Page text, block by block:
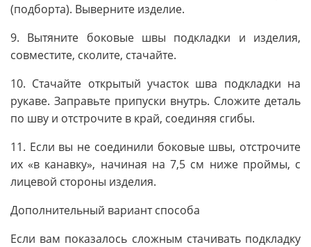
(подборта). Выверните изделие.
9. Вытяните боковые швы подкладки и изделия,
совместите, сколите, стачайте.
10. Стачайте открытый участок шва подкладки на
рукаве. Заправьте припуски внутрь. Сложите деталь
по шву и отстрочите в край, соединяя сгибы.
11. Если вы не соединили боковые швы, отстрочите
их «в канавку», начиная на 7,5 см ниже проймы, с
лицевой стороны изделия.
Дополнительный вариант способа
Если вам показалось сложным стачивать подкладку